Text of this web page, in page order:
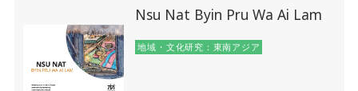
Nsu Nat Byin Pru Wa Ai Lam
地域・文化研究：東南アジア